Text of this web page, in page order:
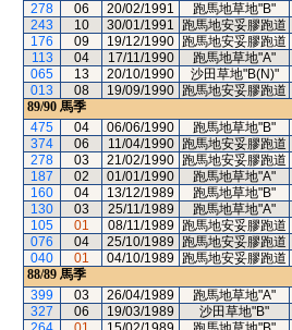
278
06 20/02/1991 跑馬地草地"B"
243
10 30/01/1991 跑馬地安妥膠跑道
176
09 19/12/1990 跑馬地安妥膠跑道
113
04 17/11/1990 跑馬地草地"A"
065
13 20/10/1990 沙田草地"B(N)"
013
08 19/09/1990 跑馬地安妥膠跑道
89/90 馬季
475
04 06/06/1990 跑馬地草地"B"
374
06 11/04/1990 跑馬地安妥膠跑道
278
03 21/02/1990 跑馬地安妥膠跑道
187
02 01/01/1990 跑馬地草地"A"
160
04 13/12/1989 跑馬地草地"B"
130
03 25/11/1989 跑馬地草地"A"
105
01 08/11/1989 跑馬地安妥膠跑道
076
04 25/10/1989 跑馬地安妥膠跑道
040
01 04/10/1989 跑馬地安妥膠跑道
88/89 馬季
399
03 26/04/1989 跑馬地草地"A"
327
06 19/03/1989 沙田草地"B"